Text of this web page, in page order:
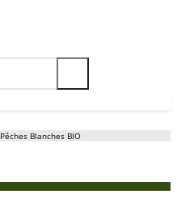
Pêches Blanches BIO